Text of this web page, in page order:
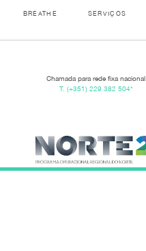
BREATHE SERVIÇOS
Chamada para rede fixa nacional
T. (+351) 229 382 504*